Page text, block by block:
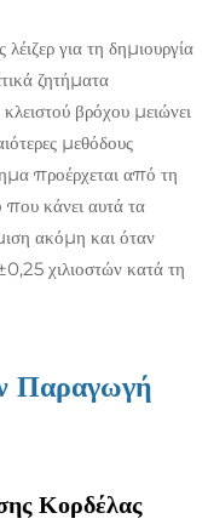
για τη δημιουργία
ζητήματα
βρόχου μειώνει
μεθόδους
προέρχεται από τη
κάνει αυτά τα
ακόμη και όταν
χιλιοστών κατά τη
Παραγωγή
Κορδέλας